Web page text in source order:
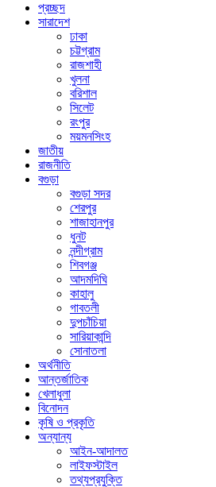
প্রচ্ছদ
সারাদেশ
ঢাকা
চট্টগ্রাম
রাজশাহী
খুলনা
বরিশাল
সিলেট
রংপুর
ময়মনসিংহ
জাতীয়
রাজনীতি
বগুড়া
বগুড়া সদর
শেরপুর
শাজাহানপুর
ধুনট
নন্দীগ্রাম
শিবগঞ্জ
আদমদিঘি
কাহালু
গাবতলী
দুপচাঁচিয়া
সারিয়াকান্দি
সোনাতলা
অর্থনীতি
আন্তর্জাতিক
খেলাধুলা
বিনোদন
কৃষি ও প্রকৃতি
অন্যান্য
আইন-আদালত
লাইফস্টাইল
তথ্যপ্রযুক্তি